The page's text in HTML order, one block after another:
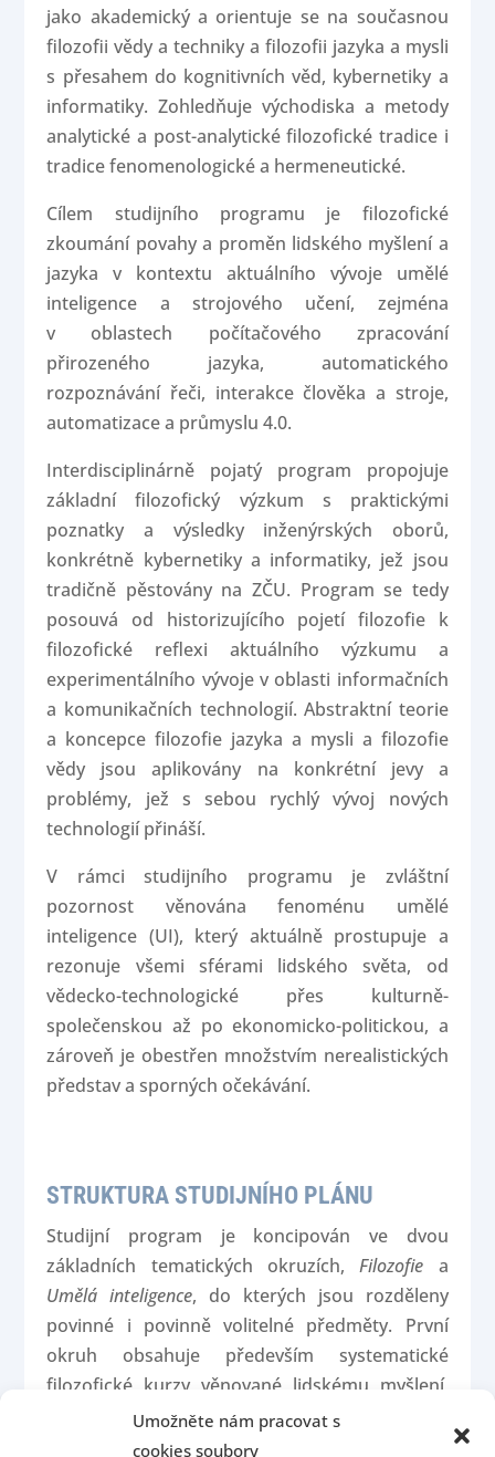
Umožněte nám pracovat s
cookies soubory
jako akademický a orientuje se na současnou
filozofii vědy a techniky a filozofii jazyka a mysli
s přesahem do kognitivních věd, kybernetiky a
informatiky. Zohledňuje východiska a metody
analytické a post-analytické filozofické tradice i
tradice fenomenologické a hermeneutické.
Cílem studijního programu je filozofické
zkoumání povahy a proměn lidského myšlení a
jazyka v kontextu aktuálního vývoje umělé
inteligence a strojového učení, zejména
v oblastech počítačového zpracování
přirozeného jazyka, automatického
rozpoznávání řeči, interakce člověka a stroje,
automatizace a průmyslu 4.0.
Interdisciplinárně pojatý program propojuje
základní filozofický výzkum s praktickými
poznatky a výsledky inženýrských oborů,
konkrétně kybernetiky a informatiky, jež jsou
tradičně pěstovány na ZČU. Program se tedy
posouvá od historizujícího pojetí filozofie k
filozofické reflexi aktuálního výzkumu a
experimentálního vývoje v oblasti informačních
a komunikačních technologií. Abstraktní teorie
a koncepce filozofie jazyka a mysli a filozofie
vědy jsou aplikovány na konkrétní jevy a
problémy, jež s sebou rychlý vývoj nových
technologií přináší.
V rámci studijního programu je zvláštní
pozornost věnována fenoménu umělé
inteligence (UI), který aktuálně prostupuje a
rezonuje všemi sférami lidského světa, od
vědecko-technologické přes kulturně-
společenskou až po ekonomicko-politickou, a
zároveň je obestřen množstvím nerealistických
představ a sporných očekávání.
STRUKTURA STUDIJNÍHO PLÁNU
Studijní program je koncipován ve dvou
základních tematických okruzích,Filozofie a
Umělá inteligence, do kterých jsou rozděleny
povinné i povinně volitelné předměty. První
okruh obsahuje především systematické
filozofické kurzy věnované lidskému myšlení,
poznávání, hodnotám a jazyku, které jsou
doplněné přehledem soudobé filozofie